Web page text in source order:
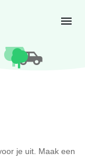
je uit. Maak een